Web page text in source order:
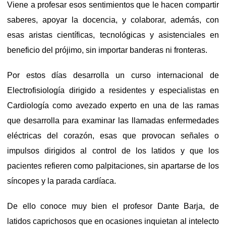
Viene a profesar esos sentimientos que le hacen compartir
saberes, apoyar la docencia, y colaborar, además, con
esas aristas científicas, tecnológicas y asistenciales en
beneficio del prójimo, sin importar banderas ni fronteras.
Por estos días desarrolla un curso internacional de
Electrofisiología dirigido a residentes y especialistas en
Cardiología como avezado experto en una de las ramas
que desarrolla para examinar las llamadas enfermedades
eléctricas del corazón, esas que provocan señales o
impulsos dirigidos al control de los latidos y que los
pacientes refieren como palpitaciones, sin apartarse de los
síncopes y la parada cardíaca.
De ello conoce muy bien el profesor Dante Barja, de
latidos caprichosos que en ocasiones inquietan al intelecto